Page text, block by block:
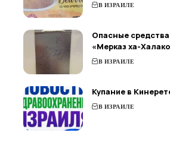
В ИЗРАИЛЕ
Опасные
«Мерказ ха-
В ИЗРАИЛЕ
Купание в
В ИЗРАИЛЕ